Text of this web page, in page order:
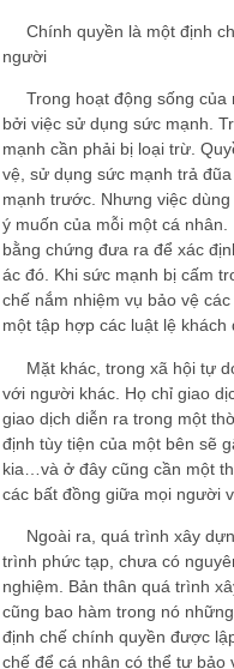
Chính quyền là một định
người
Trong hoạt động sống của
bởi việc sử dụng sức mạnh.
mạnh cần phải bị loại trừ.
vệ, sử dụng sức mạnh trả
mạnh trước. Nhưng việc
ý muốn của mỗi một cá
bằng chứng đưa ra để xác
ác đó. Khi sức mạnh bị cấm
chế nắm nhiệm vụ bảo vệ
một tập hợp các luật lệ khách
Mặt khác, trong xã hội tự
với người khác. Họ chỉ giao
giao dịch diễn ra trong một
định tùy tiện của một bên sẽ
kia…và ở đây cũng cần một
các bất đồng giữa mọi người
Ngoài ra, quá trình xây
trình phức tạp, chưa có
nghiệm. Bản thân quá trình
cũng bao hàm trong nó
định chế chính quyền được
chế để cá nhân có thể tự